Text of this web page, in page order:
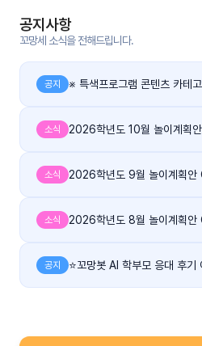
그
공지사항
꼬망세 소식을 전해드립니다.
공지 ※ 특색프로그램 콘텐츠 카테
소식 2026학년도 10월 놀이계획
소식 2026학년도 9월 놀이계획안
소식 2026학년도 8월 놀이계획안
공지 ⭐꼬망봇 AI 학부모 응대 후기